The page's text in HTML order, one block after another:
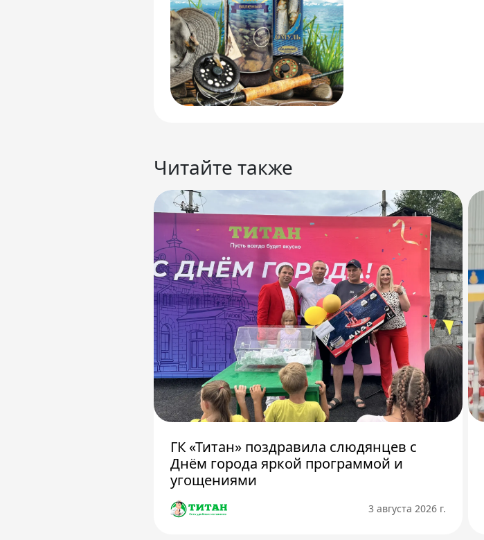
Читайте также
ГК «Титан» поздравила слюдянцев с
Днём города яркой программой и
угощениями
3 августа 2026 г.